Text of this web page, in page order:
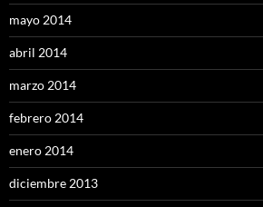
mayo 2014
abril 2014
marzo 2014
febrero 2014
enero 2014
diciembre 2013